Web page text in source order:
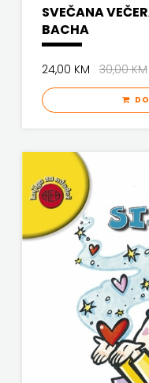
SYNOPSIS
ŠARENI
DUĆAN
ŠKOLSKA
Telegram
media
grupa
TERAPIJA,
SVEČANA
BACHA
24,00 KM30,00 KM